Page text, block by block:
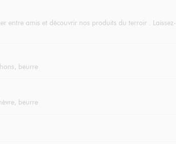
entre amis et découvrir nos produits du terroir .
beurre
beurre